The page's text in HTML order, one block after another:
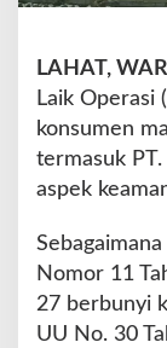
R
a
L
a
g
k
a
LAHAT,
Laik Operasi
konsumen
termasuk
aspek
Nomor 11
27 berbunyi
UU No. 30